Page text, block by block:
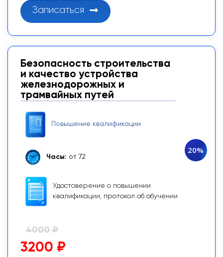
Записаться
Безопасность строительства
и качество устройства
железнодорожных и
трамвайных путей
Повышение квалификации
Часы: от 72
Удостоверение о повышении
квалификации, протокол об обучении
20%
4000 ₽
3200 ₽